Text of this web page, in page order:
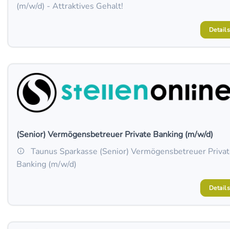
(m/w/d) - Attraktives Gehalt!
Details
(Senior) Vermögensbetreuer Private Banking (m/w/d)
Taunus Sparkasse (Senior) Vermögensbetreuer
Banking (m/w/d)
Details